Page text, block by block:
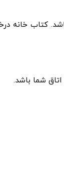
کتاب خانه
شما باشد.